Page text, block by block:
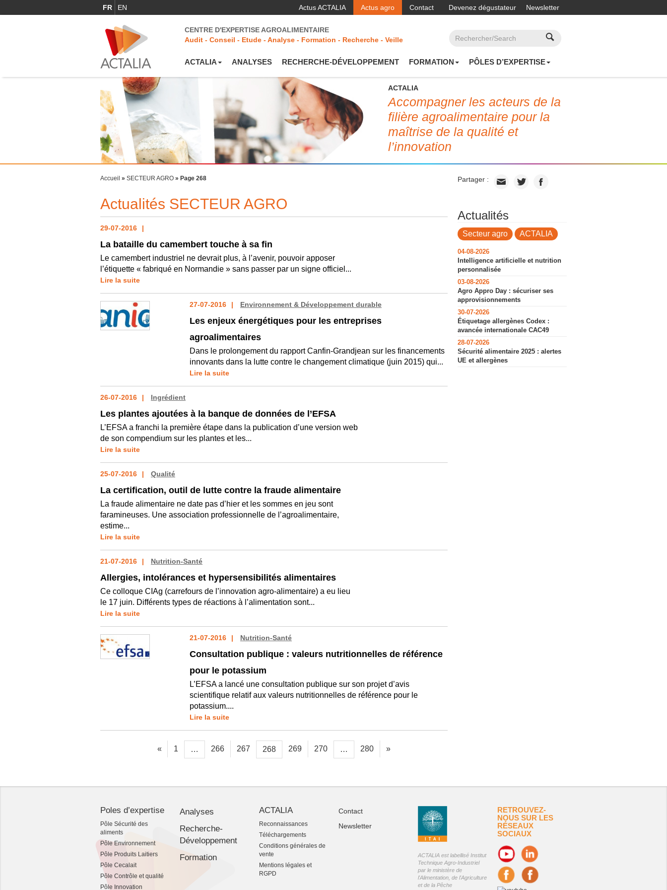
FR EN Newsletter
Actus ACTALIA Actus agro Contact Devenez dégustateur
CENTRE D'EXPERTISE AGROALIMENTAIRE
Audit - Conseil - Etude - Analyse - Formation - Recherche - Veille
ACTALIA ANALYSES RECHERCHE-DÉVELOPPEMENT FORMATION PÔLES D’EXPERTISE
ACTALIA
Accompagner les acteurs de la
filière agroalimentaire pour la
maîtrise de la qualité et
l’innovation
Accueil » SECTEUR AGRO » Page 268 Partager :
Actualités SECTEUR AGRO
29-07-2016
La bataille du camembert touche à sa fin
Le camembert industriel ne devrait plus, à l’avenir, pouvoir apposer
l’étiquette « fabriqué en Normandie » sans passer par un signe officiel...
Lire la suite
27-07-2016 Environnement & Développement durable
Les enjeux énergétiques pour les entreprises
agroalimentaires
Dans le prolongement du rapport Canfin-Grandjean sur les financements
innovants dans la lutte contre le changement climatique (juin 2015) qui...
Lire la suite
26-07-2016 Ingrédient
Les plantes ajoutées à la banque de données de l’EFSA
L’EFSA a franchi la première étape dans la publication d’une version web
de son compendium sur les plantes et les...
Lire la suite
25-07-2016 Qualité
La certification, outil de lutte contre la fraude alimentaire
La fraude alimentaire ne date pas dʼhier et les sommes en jeu sont
faramineuses. Une association professionnelle de lʼagroalimentaire,
estime...
Lire la suite
21-07-2016 Nutrition-Santé
Allergies, intolérances et hypersensibilités alimentaires
Ce colloque CIAg (carrefours de l’innovation agro-alimentaire) a eu lieu
le 17 juin. Différents types de réactions à l’alimentation sont...
Lire la suite
21-07-2016 Nutrition-Santé
Consultation publique : valeurs nutritionnelles de référence
pour le potassium
L’EFSA a lancé une consultation publique sur son projet d’avis
scientifique relatif aux valeurs nutritionnelles de référence pour le
potassium....
Lire la suite
« 1 … 266 267 268 269 270 … 280 »
Actualités
Secteur agro ACTALIA
04-08-2026
Intelligence artificielle et nutrition
personnalisée
03-08-2026
Agro Appro Day : sécuriser ses
approvisionnements
30-07-2026
Étiquetage allergènes Codex :
avancée internationale CAC49
28-07-2026
Sécurité alimentaire 2025 : alertes
UE et allergènes
Poles d’expertise
Pôle Sécurité des
aliments
Pôle Environnement
Pôle Produits Laitiers
Pôle Cecalait
Pôle Contrôle et qualité
Pôle Innovation
Analyses
Recherche-
Développement
Formation
ACTALIA
Reconnaissances
Téléchargements
Conditions générales de
vente
Mentions légales et
RGPD
Contact
Newsletter
ACTALIA est labellisé Institut
Technique Agro-Industriel
par le ministère de
l'Alimentation, de l'Agriculture
et de la Pêche
RETROUVEZ-
NOUS SUR LES
RÉSEAUX
SOCIAUX